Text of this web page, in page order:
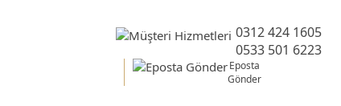
0312 424 1605
0533 501 6223
Eposta
Gönder